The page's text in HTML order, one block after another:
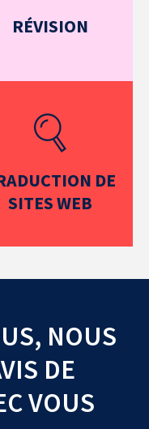
RÉVISION
DE
SITES WEB
NOUS
DE
VOUS